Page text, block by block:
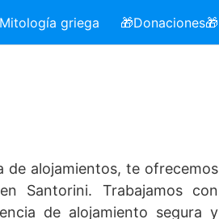
Mitología griega 🎁Donaciones🎁
de alojamientos, te ofrecemos
Santorini. Trabajamos con
de alojamiento segura y